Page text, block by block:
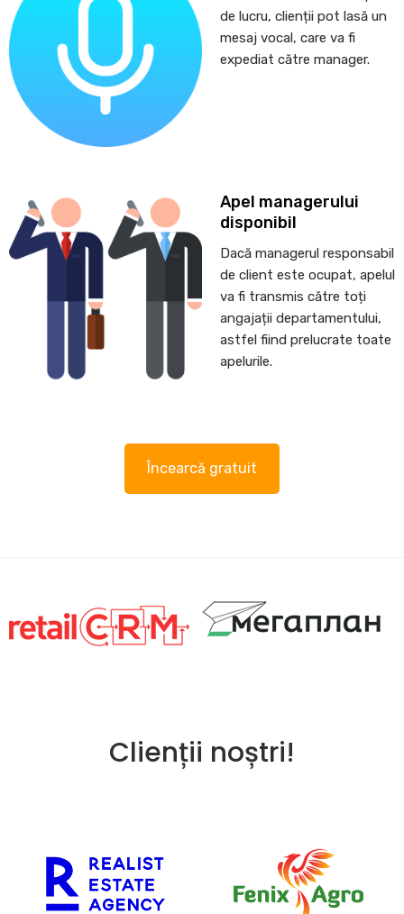
de lucru, clienții pot lasă un
mesaj vocal, care va fi
expediat către manager.
Apel managerului
disponibil
Dacă managerul responsabil
de client este ocupat, apelul
va fi transmis către toți
angajații departamentului,
astfel fiind prelucrate toate
apelurile.
Încearcă gratuit
Clienții noștri!